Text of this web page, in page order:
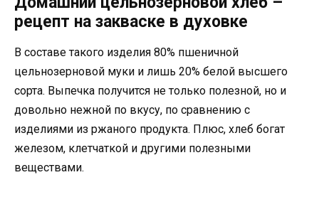
рецепт на закваске в духовке
В составе такого изделия 80% пшеничной
цельнозерновой муки и лишь 20% белой высшего
сорта. Выпечка получится не только полезной, но и
довольно нежной по вкусу, по сравнению с
изделиями из ржаного продукта. Плюс, хлеб богат
железом, клетчаткой и другими полезными
веществами.